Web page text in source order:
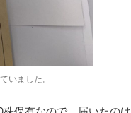
いました。